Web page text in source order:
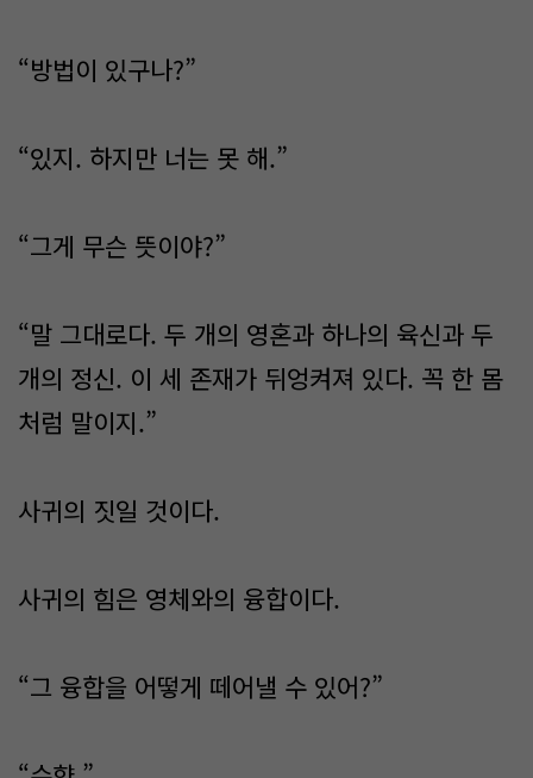
“방법이 있구나?”
“있지. 하지만 너는 못 해.”
“그게 무슨 뜻이야?”
“말 그대로다. 두 개의 영혼과 하나의 육신과 두
개의 정신. 이 세 존재가 뒤엉켜져 있다. 꼭 한 몸
처럼 말이지.”
사귀의 짓일 것이다.
사귀의 힘은 영체와의 융합이다.
“그 융합을 어떻게 떼어낼 수 있어?”